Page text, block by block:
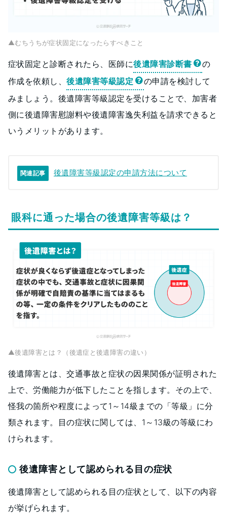
▲むちうちが症状固定になったらすべきこと
症状固定と診断されたら、医師に後遺障害診断書
の
作成を依頼し、後遺障害等級認定
の申請を検討して
みましょう。後遺障害等級認定を受けることで、加害者
側に後遺障害慰謝料や後遺障害逸失利益を請求できると
いうメリットがあります。
関連記事 後遺障害等級認定の申請方法について
眼科に通った場合の後遺障害等級は？
▲後遺障害とは？（後遺症と後遺障害の違い）
後遺障害とは、交通事故と症状の因果関係が証明された
上で、労働能力が低下したことを指します。その上で、
怪我の箇所や程度によって1～14級までの「等級」に分
類されます。目の症状に関しては、1～13級の等級にわ
けられます。
後遺障害として認められる目の症状
後遺障害として認められる目の症状として、以下の内容
が挙げられます。